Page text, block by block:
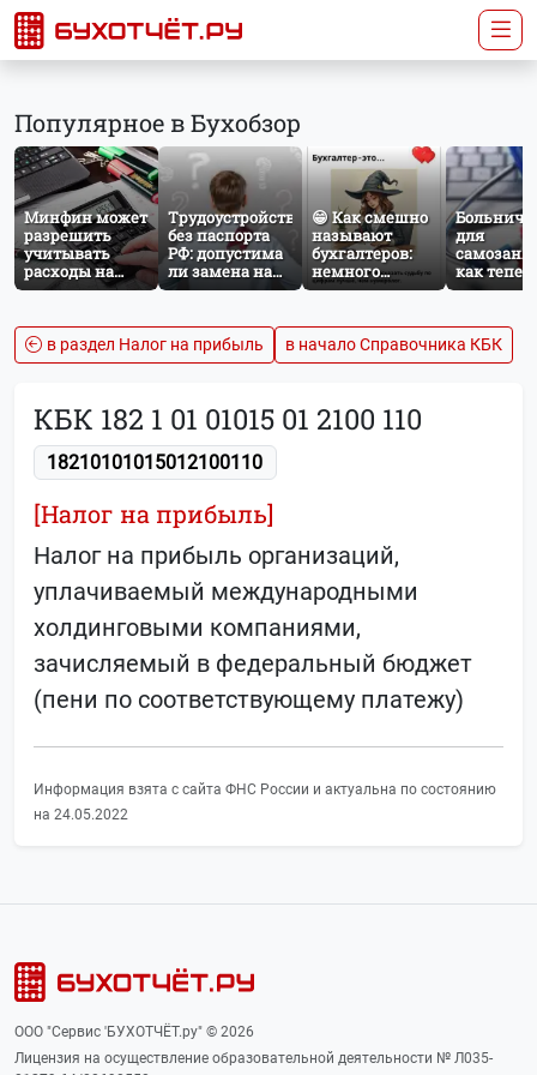
Популярное в Бухобзор
Минфин может
разрешить
учитывать
расходы на
защиту от
расчёте налога
на прибыль
Трудоустройство
без паспорта
РФ: допустима
ли замена на
загранпаспорт?
😁 Как смешно
называют
бухгалтеров:
немного
профессионального
для
как
работает
НПД
в раздел Налог на прибыль в начало Справочника КБК
КБК 182 1 01 01015 01 2100 110
18210101015012100110
[Налог на прибыль]
Налог на прибыль организаций,
уплачиваемый международными
холдинговыми компаниями,
зачисляемый в федеральный бюджет
(пени по соответствующему платежу)
Информация взята с сайта ФНС России и актуальна по состоянию
на 24.05.2022
ООО "Сервис 'БУХОТЧЁТ.ру" © 2026
Лицензия на осуществление образовательной деятельности № Л035-